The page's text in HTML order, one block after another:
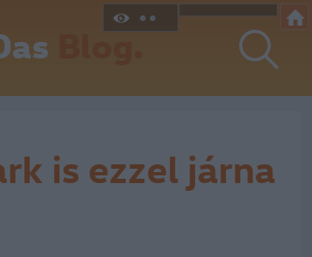
Blog.
is ezzel járna